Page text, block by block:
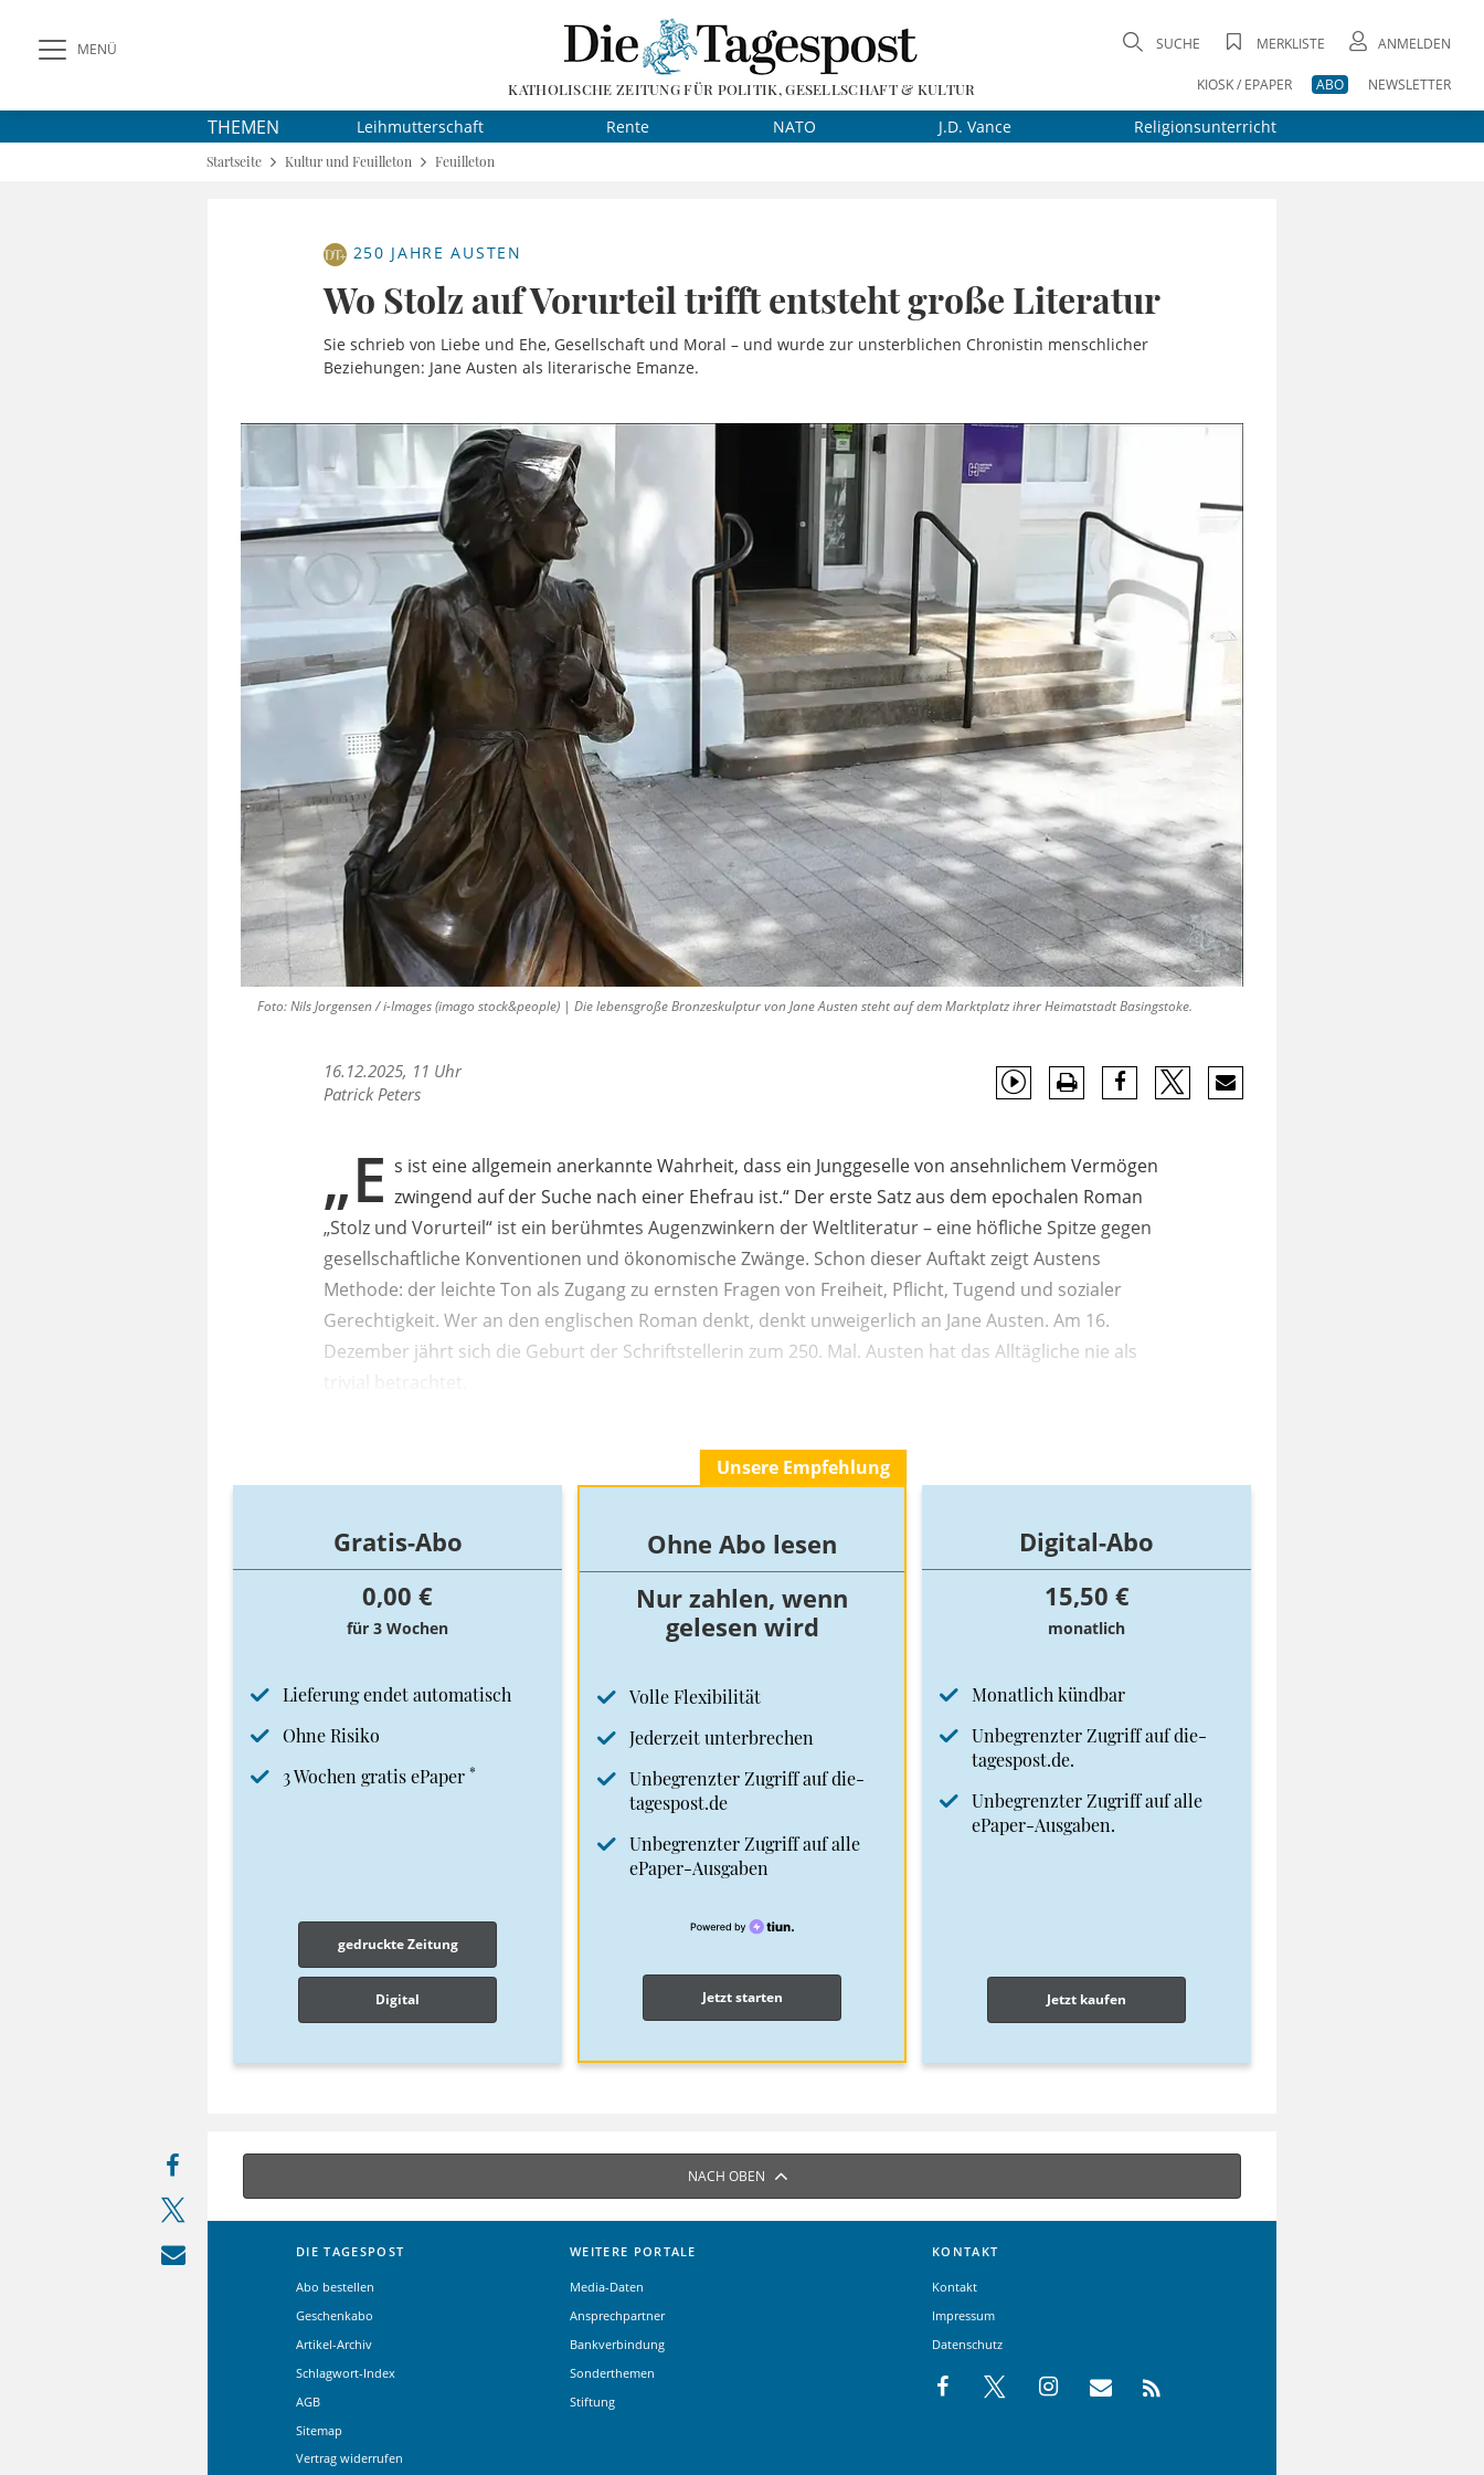
MENÜ
KATHOLISCHE ZEITUNG FÜR POLITIK, GESELLSCHAFT & KULTUR
SUCHE MERKLISTE ANMELDEN
KIOSK / EPAPER ABO NEWSLETTER
THEMEN Leihmutterschaft Rente NATO J.D. Vance Religionsunterricht
Startseite Kultur und Feuilleton Feuilleton
250 JAHRE AUSTEN
Wo Stolz auf Vorurteil trifft entsteht große Literatur
Sie schrieb von Liebe und Ehe, Gesellschaft und Moral – und wurde zur unsterblichen Chronistin menschlicher
Beziehungen: Jane Austen als literarische Emanze.
Foto: Nils Jorgensen / i-Images (imago stock&people) | Die lebensgroße Bronzeskulptur von Jane Austen steht auf dem Marktplatz ihrer Heimatstadt Basingstoke.
16.12.2025, 11 Uhr
Patrick Peters
„E s ist eine allgemein anerkannte Wahrheit, dass ein Junggeselle von ansehnlichem Vermögen
zwingend auf der Suche nach einer Ehefrau ist.“ Der erste Satz aus dem epochalen Roman
„Stolz und Vorurteil“ ist ein berühmtes Augenzwinkern der Weltliteratur – eine höfliche Spitze gegen
gesellschaftliche Konventionen und ökonomische Zwänge. Schon dieser Auftakt zeigt Austens
Methode: der leichte Ton als Zugang zu ernsten Fragen von Freiheit, Pflicht, Tugend und sozialer
Gerechtigkeit. Wer an den englischen Roman denkt, denkt unweigerlich an Jane Austen. Am 16.
Dezember jährt sich die Geburt der Schriftstellerin zum 250. Mal. Austen hat das Alltägliche nie als
Gratis-Abo
0,00 €
für 3 Wochen
Lieferung endet automatisch
Ohne Risiko
3 Wochen gratis ePaper *
gedruckte Zeitung
Digital
Unsere Empfehlung
Ohne Abo lesen
Nur zahlen, wenn
gelesen wird
Volle Flexibilität
Jederzeit unterbrechen
Unbegrenzter Zugriff auf die-
tagespost.de
Unbegrenzter Zugriff auf alle
ePaper-Ausgaben
Jetzt starten
Digital-Abo
15,50 €
monatlich
Monatlich kündbar
Unbegrenzter Zugriff auf die-
tagespost.de.
Unbegrenzter Zugriff auf alle
ePaper-Ausgaben.
Jetzt kaufen
NACH OBEN
DIE TAGESPOST
Abo bestellen
Geschenkabo
Artikel-Archiv
Schlagwort-Index
AGB
Sitemap
Vertrag widerrufen
WEITERE PORTALE
Media-Daten
Ansprechpartner
Bankverbindung
Sonderthemen
Stiftung
KONTAKT
Kontakt
Impressum
Datenschutz